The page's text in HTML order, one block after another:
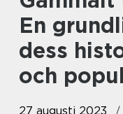
En
dess
och
27 augusti 2023